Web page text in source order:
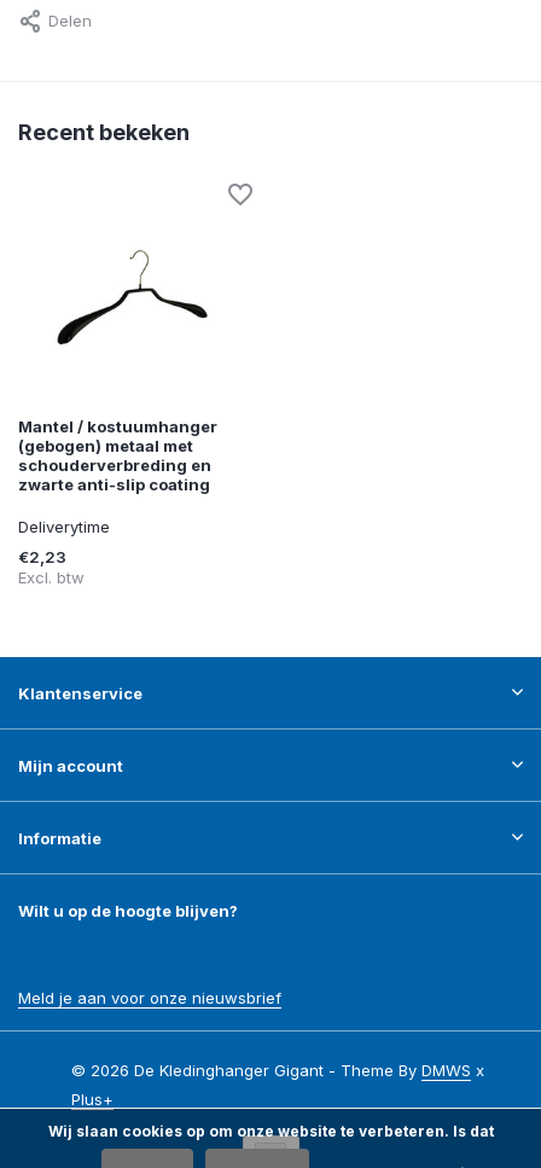
Delen
Recent bekeken
Mantel / kostuumhanger
(gebogen) metaal met
schouderverbreding en
zwarte anti-slip coating
Deliverytime
€2,23
Excl. btw
Klantenservice
Mijn account
Informatie
Wilt u op de hoogte blijven?
Meld je aan voor onze nieuwsbrief
© 2026 De Kledinghanger Gigant - Theme ByDMWS x
Plus+
Wij slaan cookies op om onze website te verbeteren. Is dat